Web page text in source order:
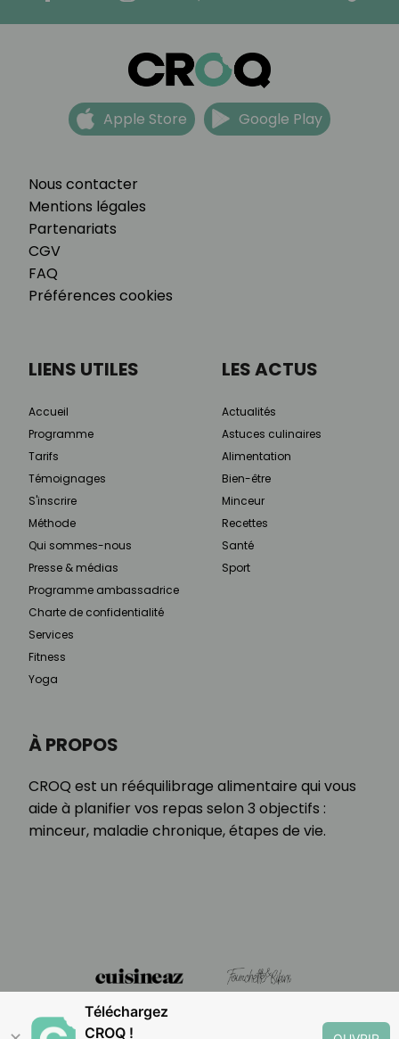
Nous contacter
Mentions légales
Partenariats
CGV
FAQ
Préférences cookies
Apple Store Google Play
À PROPOS
CROQ est un rééquilibrage alimentaire qui vous
aide à planifier vos repas selon 3 objectifs :
minceur, maladie chronique, étapes de vie.
LIENS UTILES
Accueil
Programme
Tarifs
Témoignages
S'inscrire
Méthode
Qui sommes-nous
Presse & médias
Programme ambassadrice
Charte de confidentialité
Services
Fitness
Yoga
LES ACTUS
Actualités
Astuces culinaires
Alimentation
Bien-être
Minceur
Recettes
Santé
Sport
Téléchargez
CROQ !